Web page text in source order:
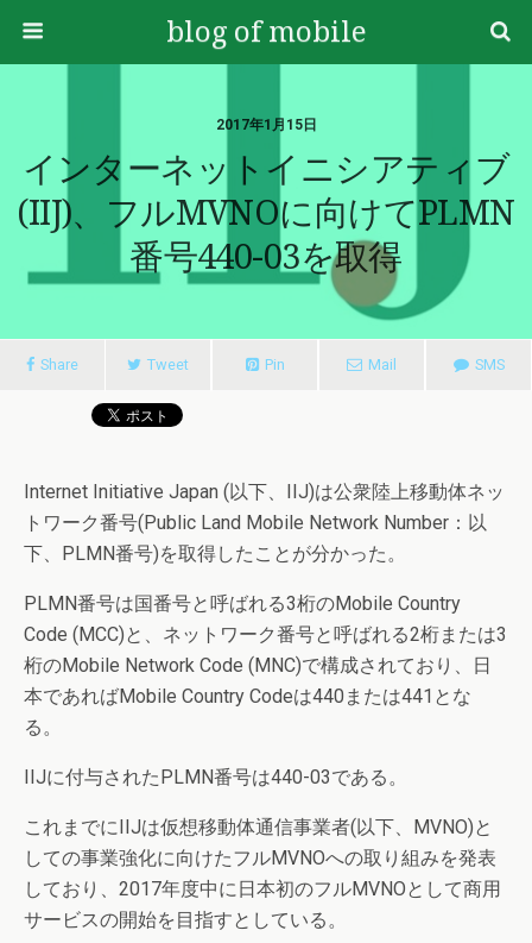
blog of mobile
2017年1月15日
インターネットイニシアティブ
(IIJ)、フルMVNOに向けてPLMN
番号440-03を取得
Share Tweet Pin Mail SMS
Internet Initiative Japan (以下、IIJ)は公衆陸上移動体ネッ
トワーク番号(Public Land Mobile Network Number：以
下、PLMN番号)を取得したことが分かった。
PLMN番号は国番号と呼ばれる3桁のMobile Country
Code (MCC)と、ネットワーク番号と呼ばれる2桁または3
桁のMobile Network Code (MNC)で構成されており、日
本であればMobile Country Codeは440または441とな
る。
IIJに付与されたPLMN番号は440-03である。
これまでにIIJは仮想移動体通信事業者(以下、MVNO)と
しての事業強化に向けたフルMVNOへの取り組みを発表
しており、2017年度中に日本初のフルMVNOとして商用
サービスの開始を目指すとしている。